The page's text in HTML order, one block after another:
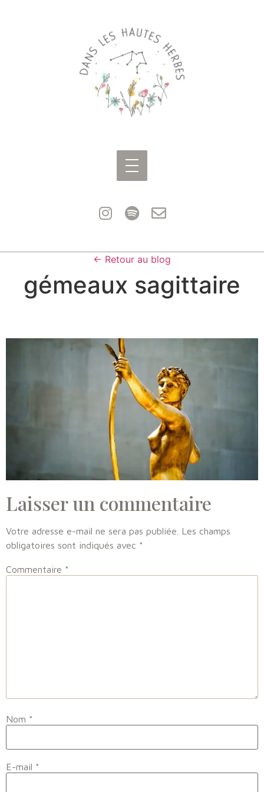
← Retour au blog
gémeaux sagittaire
Laisser un commentaire
Votre adresse e-mail ne sera pas publiée. Les champs
obligatoires sont indiqués avec *
Commentaire *
Nom *
E-mail *